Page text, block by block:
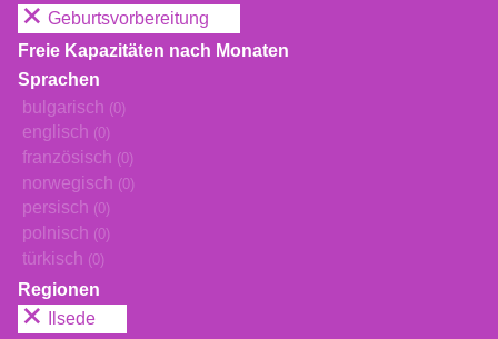
Geburtsvorbereitung
Freie Kapazitäten nach Monaten
Sprachen
bulgarisch (0)
englisch (0)
französisch (0)
norwegisch (0)
persisch (0)
polnisch (0)
türkisch (0)
Regionen
Ilsede